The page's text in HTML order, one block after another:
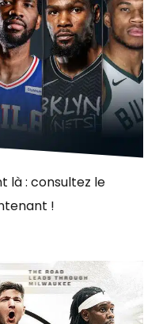
là : consultez le
!